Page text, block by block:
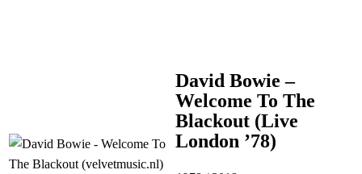
David Bowie –
Welcome To The
Blackout (Live
London ’78)